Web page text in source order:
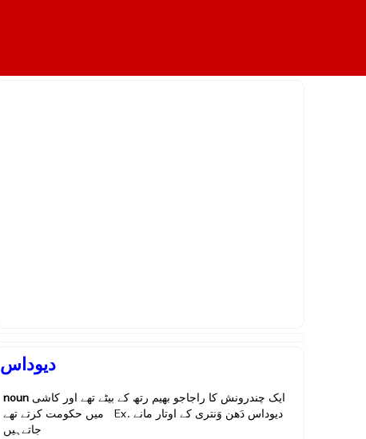
دیوداس
noun ایک چندرونش کا راجاجو بھیم رتھ کے بیٹے تھے اور کاشی
میں حکومت کرتے تھے Ex. دیوداس دَھن وَنتری کے اوتار مانے
جاتےہیں